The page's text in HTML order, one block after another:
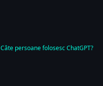
Câte persoane folosesc ChatGPT?